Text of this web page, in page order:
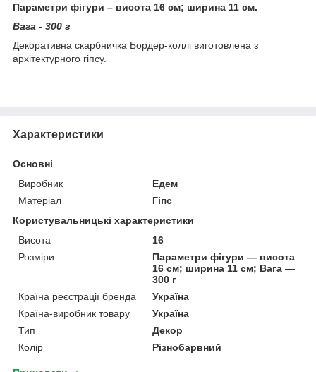
Параметри фігури – висота 16 см; ширина 11 см.
Вага - 300 г
Декоративна скарбничка Бордер-коллі виготовлена з
архітектурного гіпсу.
Характеристики
Основні
Виробник
Едем
Матеріал
Гіпс
Користувальницькі характеристики
Висота
16
Розміри
Параметри фігури — висота
16 см; ширина 11 см; Вага —
300 г
Країна реєстрації бренда
Україна
Країна-виробник товару
Україна
Тип
Декор
Колір
Різнобарвний